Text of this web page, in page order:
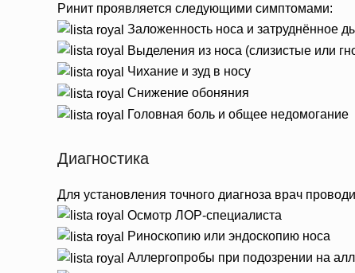
Ринит проявляется следующими симптомами:
Заложенность носа и затруднённое
Выделения из носа (слизистые или
Чихание и зуд в носу
Снижение обоняния
Головная боль и общее недомогание
Диагностика
Для установления точного диагноза врач
Осмотр ЛОР-специалиста
Риноскопию или эндоскопию носа
Аллергопробы при подозрении на